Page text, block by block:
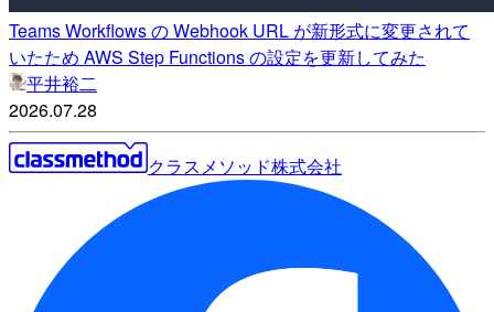
Teams Workflows の Webhook URL が新形式に変更されて
いたため AWS Step Functions の設定を更新してみた
平井裕二
2026.07.28
クラスメソッド株式会社